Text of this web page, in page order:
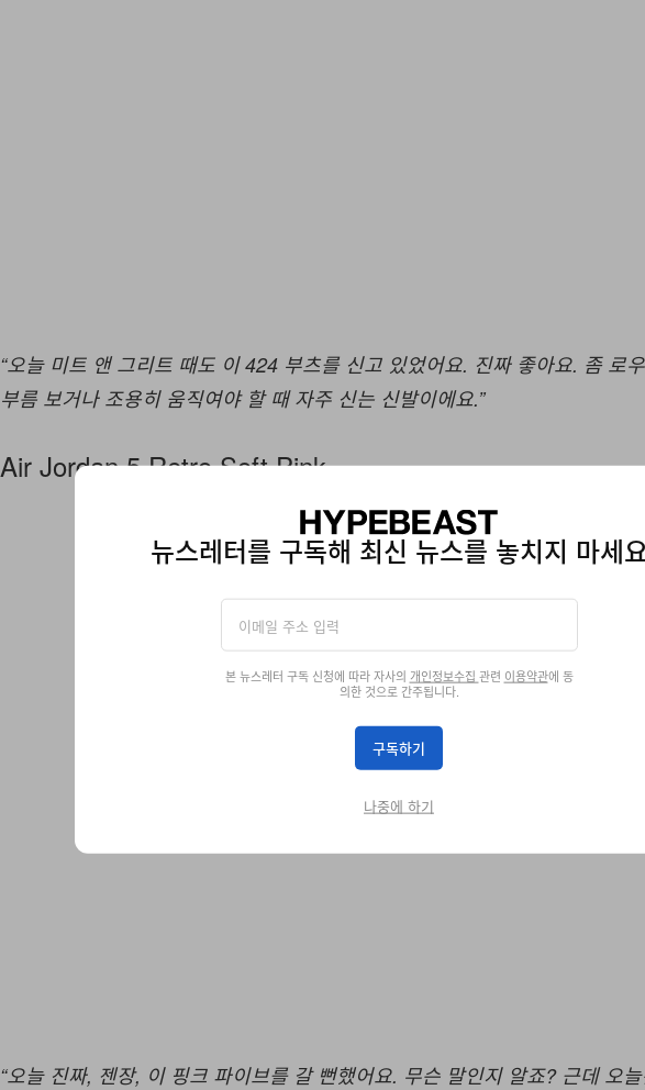
“오늘 미트 앤 그리트 때도 이 424 부츠를 신고 있었어요. 진짜 좋아요. 좀 로
부름 보거나 조용히 움직여야 할 때 자주 신는 신발이에요.”
Air Jordan 5 Retro Soft Pink
“오늘 진짜, 젠장, 이 핑크 파이브를 갈 뻔했어요. 무슨 말인지 알죠? 근데 오
뉴스레터를 구독해 최신 뉴스를 놓치지 마세
본 뉴스레터 구독 신청에 따라 자사의 개인정보수집 관련 이용약관에 동
의한 것으로 간주됩니다.
구독하기
나중에 하기